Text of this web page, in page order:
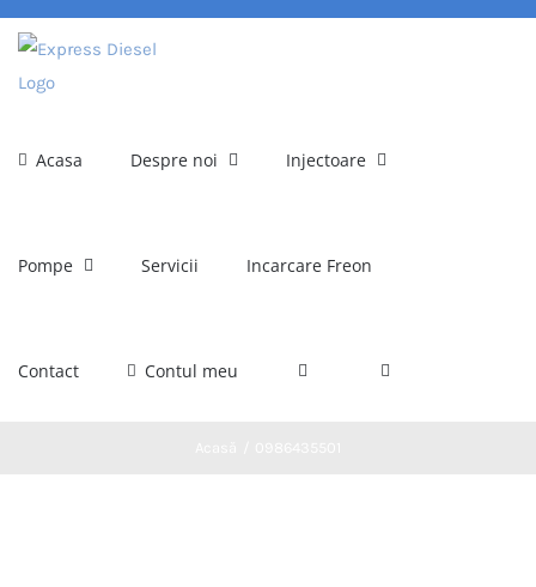
Skip
content
Acasa Despre noi Injectoare
Pompe Servicii Incarcare Freon
Contact Contul meu